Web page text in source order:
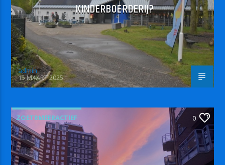
KINDERBOERDERIJ?
admin
15 MAART 2025
ZOETRMEERACTIEF 0